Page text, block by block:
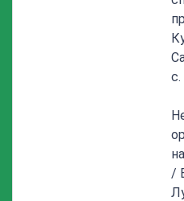
с.
/